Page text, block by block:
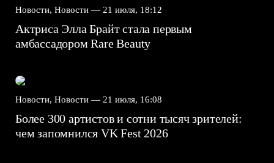
Новости, Новости — 21 июля, 18:12
Актриса Элла Брайт стала первым
амбассадором Rare Beauty
Новости, Новости — 21 июля, 16:08
Более 300 артистов и сотни тысяч зрителей:
чем запомнился VK Fest 2026